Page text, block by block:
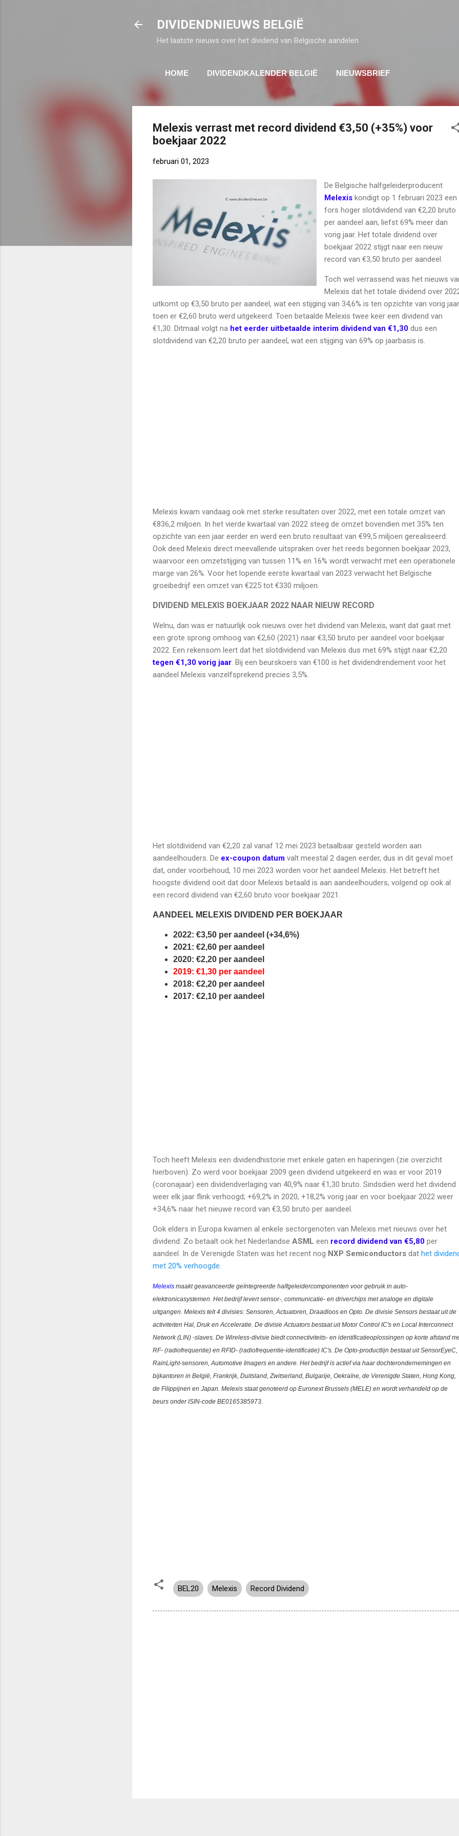
DIVIDENDNIEUWS BELGIË
Het laatste nieuws over het dividend van Belgische aandelen
HOME DIVIDENDKALENDER BELGIË NIEUWSBRIEF
Melexis verrast met record dividend €3,50 (+35%) voor
boekjaar 2022
februari 01, 2023
De Belgische halfgeleiderproducent
Melexis kondigt op 1 februari 2023 een
fors hoger slotdividend van €2,20 bruto
per aandeel aan, liefst 69% meer dan
vorig jaar. Het totale dividend over
boekjaar 2022 stijgt naar een nieuw
record van €3,50 bruto per aandeel.
Toch wel verrassend was het nieuws
Melexis dat het totale dividend over
uitkomt op €3,50 bruto per aandeel, wat een stijging van 34,6% is ten opzichte van vorig
toen er €2,60 bruto werd uitgekeerd. Toen betaalde Melexis twee keer een dividend van
€1,30. Ditmaal volgt na het eerder uitbetaalde interim dividend van €1,30 dus een
slotdividend van €2,20 bruto per aandeel, wat een stijging van 69% op jaarbasis is.
Melexis kwam vandaag ook met sterke resultaten over 2022, met een totale omzet van
€836,2 miljoen. In het vierde kwartaal van 2022 steeg de omzet bovendien met 35% ten
opzichte van een jaar eerder en werd een bruto resultaat van €99,5 miljoen gerealiseerd.
Ook deed Melexis direct meevallende uitspraken over het reeds begonnen boekjaar 2023,
waarvoor een omzetstijging van tussen 11% en 16% wordt verwacht met een operationele
marge van 26%. Voor het lopende eerste kwartaal van 2023 verwacht het Belgische
groeibedrijf een omzet van €225 tot €330 miljoen.
DIVIDEND MELEXIS BOEKJAAR 2022 NAAR NIEUW RECORD
Welnu, dan was er natuurlijk ook nieuws over het dividend van Melexis, want dat gaat met
een grote sprong omhoog van €2,60 (2021) naar €3,50 bruto per aandeel voor boekjaar
2022. Een rekensom leert dat het slotdividend van Melexis dus met 69% stijgt naar €2,20
tegen €1,30 vorig jaar . Bij een beurskoers van €100 is het dividendrendement voor het
aandeel Melexis vanzelfsprekend precies 3,5%.
Het slotdividend van €2,20 zal vanaf 12 mei 2023 betaalbaar gesteld worden aan
aandeelhouders. De ex-coupon datum valt meestal 2 dagen eerder, dus in dit geval moet
dat, onder voorbehoud, 10 mei 2023 worden voor het aandeel Melexis. Het betreft het
hoogste dividend ooit dat door Melexis betaald is aan aandeelhouders, volgend op ook al
een record dividend van €2,60 bruto voor boekjaar 2021.
AANDEEL MELEXIS DIVIDEND PER BOEKJAAR
2022: €3,50 per aandeel (+34,6%)
2021: €2,60 per aandeel
2020: €2,20 per aandeel
2019: €1,30 per aandeel
2018: €2,20 per aandeel
2017: €2,10 per aandeel
Toch heeft Melexis een dividendhistorie met enkele gaten en haperingen (zie overzicht
hierboven). Zo werd voor boekjaar 2009 geen dividend uitgekeerd en was er voor 2019
(coronajaar) een dividendverlaging van 40,9% naar €1,30 bruto. Sindsdien werd het dividend
weer elk jaar flink verhoogd; +69,2% in 2020, +18,2% vorig jaar en voor boekjaar 2022 weer
+34,6% naar het nieuwe record van €3,50 bruto per aandeel.
Ook elders in Europa kwamen al enkele sectorgenoten van Melexis met nieuws over het
dividend. Zo betaalt ook het Nederlandse ASML een record dividend van €5,80 per
aandeel. In de Verenigde Staten was het recent nog NXP Semiconductors dat het
met 20% verhoogde
Melexis maakt geavanceerde geïntegreerde halfgeleidercomponenten voor gebruik in auto-
elektronicasystemen. Het bedrijf levert sensor-, communicatie- en driverchips met analoge en digitale
uitgangen. Melexis telt 4 divisies: Sensoren, Actuatoren, Draadloos en Opto. De divisie Sensors bestaat uit de
activiteiten Hal, Druk en Acceleratie. De divisie Actuators bestaat uit Motor Control IC's en Local Interconnect
Network (LIN) -slaves. De Wireless-divisie biedt connectiviteits- en identificatieoplossingen op korte afstand
RF- (radiofrequentie) en RFID- (radiofrequentie-identificatie) IC's. De Opto-productlijn bestaat uit SensorEyeC,
RainLight-sensoren, Automotive Imagers en andere. Het bedrijf is actief via haar dochterondernemingen en
bijkantoren in België, Frankrijk, Duitsland, Zwitserland, Bulgarije, Oekraïne, de Verenigde Staten, Hong Kong,
de Filippijnen en Japan. Melexis staat genoteerd op Euronext Brussels (MELE) en wordt verhandeld op de
beurs onder ISIN-code BE0165385973.
BEL20 Melexis Record Dividend